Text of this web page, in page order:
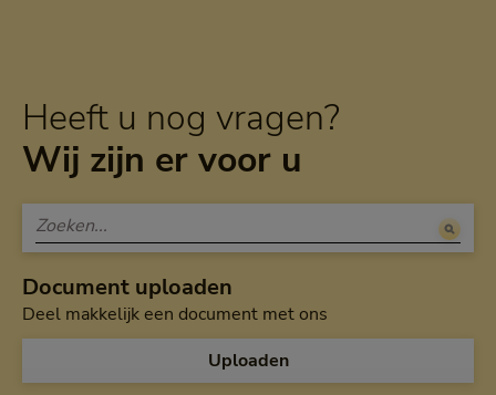
Heeft u nog vragen?
Wij zijn er voor u
Document uploaden
Deel makkelijk een document met ons
Uploaden